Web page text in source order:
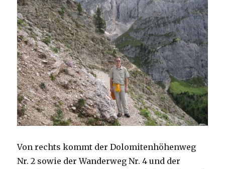
Von rechts kommt der Dolomitenhöhenweg
Nr. 2 sowie der Wanderweg Nr. 4 und der